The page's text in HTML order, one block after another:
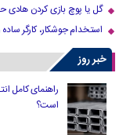
گل یا پوچ بازی کردن هادی
استخدام جوشکار، کارگر
خبر روز
راهنمای کامل
است؟